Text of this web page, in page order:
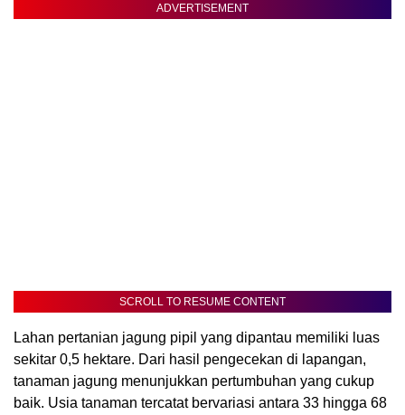
ADVERTISEMENT
SCROLL TO RESUME CONTENT
Lahan pertanian jagung pipil yang dipantau memiliki luas
sekitar 0,5 hektare. Dari hasil pengecekan di lapangan,
tanaman jagung menunjukkan pertumbuhan yang cukup
baik. Usia tanaman tercatat bervariasi antara 33 hingga 68